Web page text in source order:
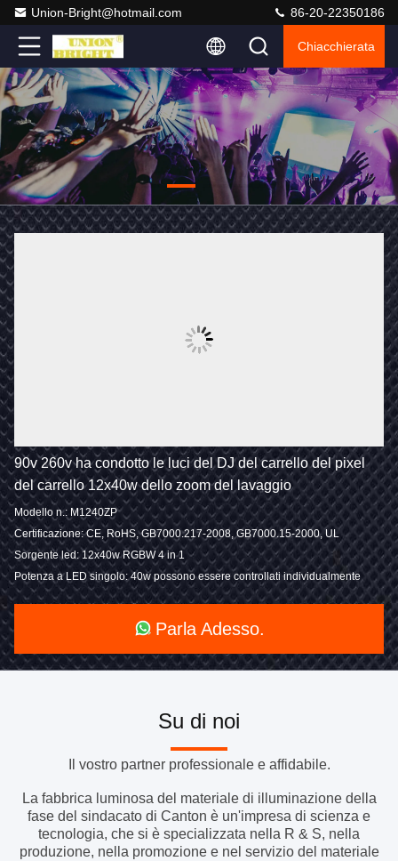
Union-Bright@hotmail.com 86-20-22350186
Chiacchierata
90v 260v ha condotto le luci del DJ del carrello del pixel
del carrello 12x40w dello zoom del lavaggio
Modello n.: M1240ZP
Certificazione: CE, RoHS, GB7000.217-2008, GB7000.15-2000, UL
Sorgente led: 12x40w RGBW 4 in 1
Potenza a LED singolo: 40w possono essere controllati individualmente
Parla Adesso.
Su di noi
Il vostro partner professionale e affidabile.
La fabbrica luminosa del materiale di illuminazione della
fase del sindacato di Canton è un'impresa di scienza e
tecnologia, che si è specializzata nella R & S, nella
produzione, nella promozione e nel servizio del materiale